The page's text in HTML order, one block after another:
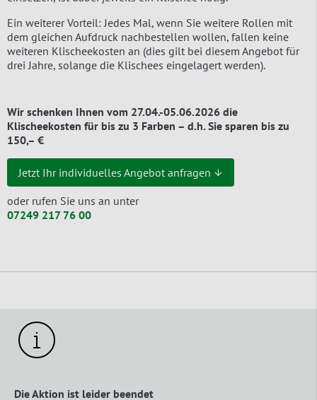
Ein weiterer Vorteil: Jedes Mal, wenn Sie weitere Rollen mit
dem gleichen Aufdruck nachbestellen wollen, fallen keine
weiteren Klischeekosten an (dies gilt bei diesem Angebot für
drei Jahre, solange die Klischees eingelagert werden).
Wir schenken Ihnen vom 27.04.-05.06.2026 die
Klischeekosten für bis zu 3 Farben – d.h. Sie sparen bis zu
150,– €
Jetzt Ihr individuelles Angebot anfragen ↓
oder rufen Sie uns an unter
07249 217 76 00
Die Aktion ist leider beendet